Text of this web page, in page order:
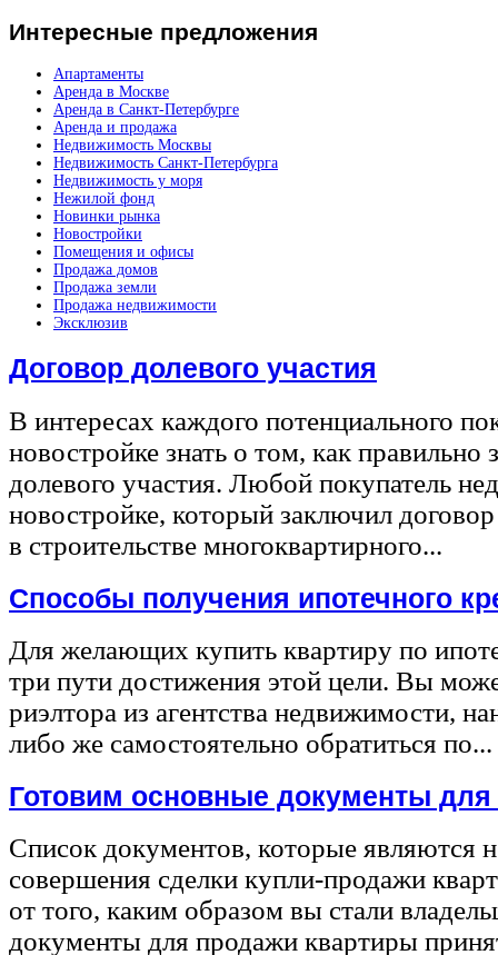
Интересные предложения
Апартаменты
Аренда в Москве
Аренда в Санкт-Петербурге
Аренда и продажа
Недвижимость Москвы
Недвижимость Санкт-Петербурга
Недвижимость у моря
Нежилой фонд
Новинки рынка
Новостройки
Помещения и офисы
Продажа домов
Продажа земли
Продажа недвижимости
Эксклюзив
Договор долевого участия
В интересах каждого потенциального
новостройке знать о том, как правильно
долевого участия. Любой покупатель
новостройке, который заключил
в строительстве многоквартирного...
Способы получения ипотечного
Для желающих купить квартиру по
три пути достижения этой цели. Вы
риэлтора из агентства недвижимости,
либо же самостоятельно обратиться по...
Готовим основные документы
Список документов, которые являются
совершения сделки купли-продажи
от того, каким образом вы стали
документы для продажи квартиры